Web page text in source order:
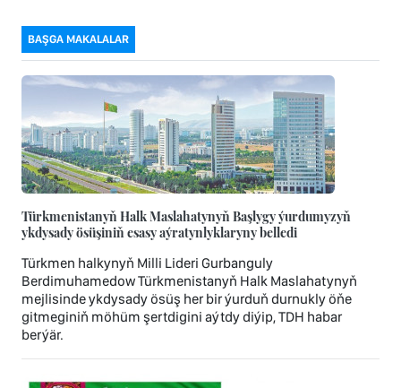
BAŞGA MAKALALAR
Türkmenistanyň Halk Maslahatynyň Başlygy ýurdumyzyň
ykdysady ösüşiniň esasy aýratynlyklaryny belledi
Türkmen halkynyň Milli Lideri Gurbanguly
Berdimuhamedow Türkmenistanyň Halk Maslahatynyň
mejlisinde ykdysady ösüş her bir ýurduň durnukly öňe
gitmeginiň möhüm şertdigini aýtdy diýip, TDH habar
berýär.